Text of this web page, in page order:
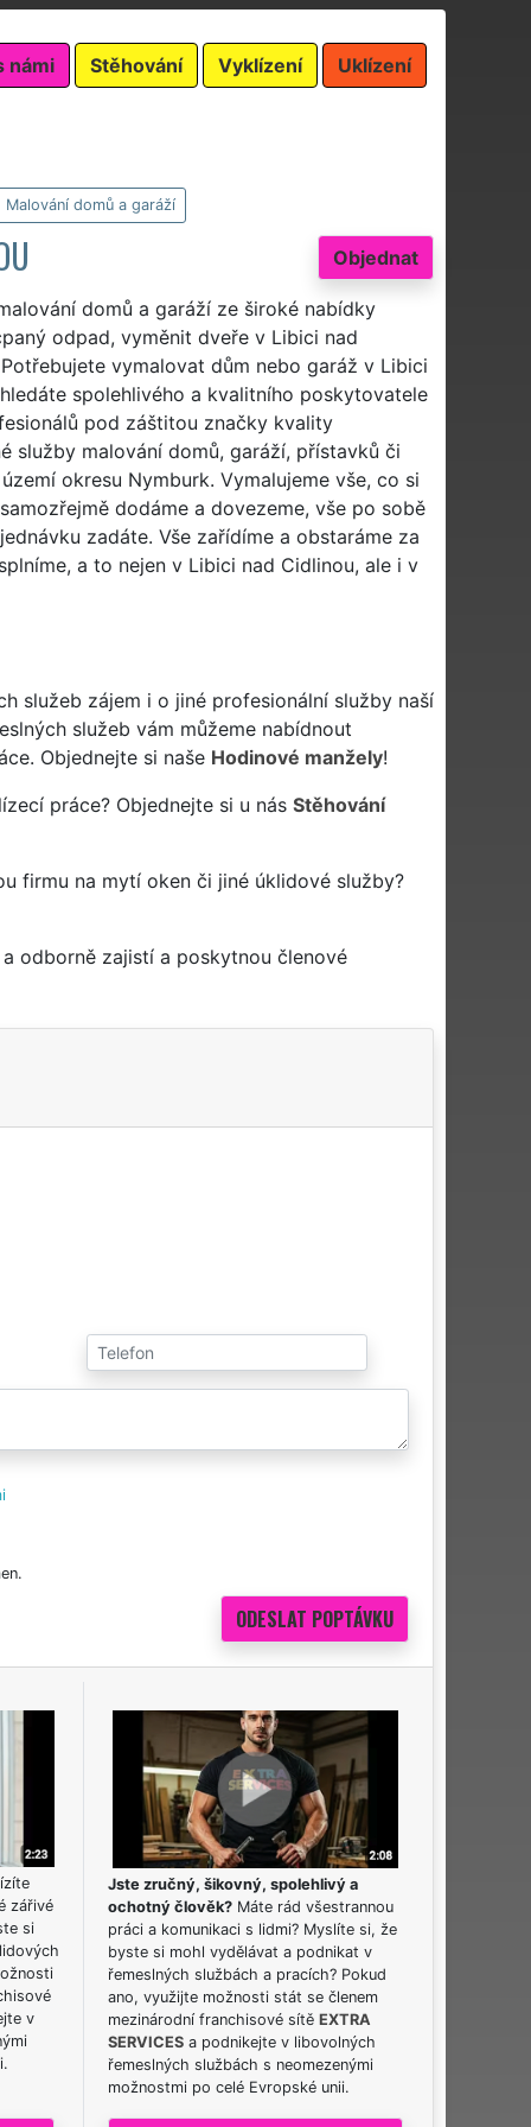
námi Stěhování Vyklízení Uklízení
Malování domů a garáží
Objednat
domů a garáží ze široké nabídky
odpad, vyměnit dveře v Libici nad
vymalovat dům nebo garáž v Libici
spolehlivého a kvalitního poskytovatele
pod záštitou značky kvality
služby malování domů, garáží, přístavků či
okresu Nymburk. Vymalujeme vše, co si
dodáme a dovezeme, vše po sobě
zadáte. Vše zařídíme a obstaráme za
a to nejen v Libici nad Cidlinou, ale i v
služeb zájem i o jiné profesionální služby naší
služeb vám můžeme nabídnout
Objednejte si naše Hodinové manžely!
práce? Objednejte si u nás Stěhování
firmu na mytí oken či jiné úklidové služby?
odborně zajistí a poskytnou členové
zářivé
si
v
Jste zručný, šikovný, spolehlivý a
ochotný člověk? Máte rád všestrannou
práci a komunikaci s lidmi? Myslíte si, že
byste si mohl vydělávat a podnikat v
řemeslných službách a pracích? Pokud
ano, využijte možnosti stát se členem
mezinárodní franchisové sítěEXTRA
SERVICES a podnikejte v libovolných
řemeslných službách s neomezenými
možnostmi po celé Evropské unii.